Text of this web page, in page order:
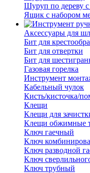
Шуруп по дереву
Ящик с набором
Аксессуары для
Бит для
Бит для отвертки
Бит для
Газовая горелка
Инструмент
Кабельный чулок
Кисть/кисточка/
Клещи
Клещи для
Клещи обжимные
Ключ гаечный
Ключ
Ключ разводной
Ключ
Ключ трубный